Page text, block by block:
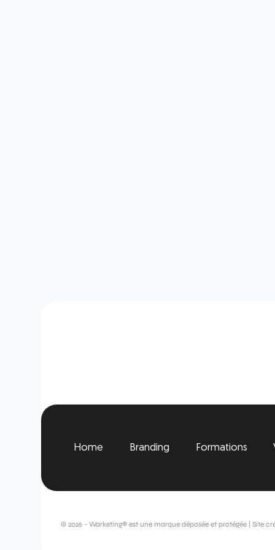
Home Branding Formations
© 2026 - Warketing® est une marque déposée et protégée | Site